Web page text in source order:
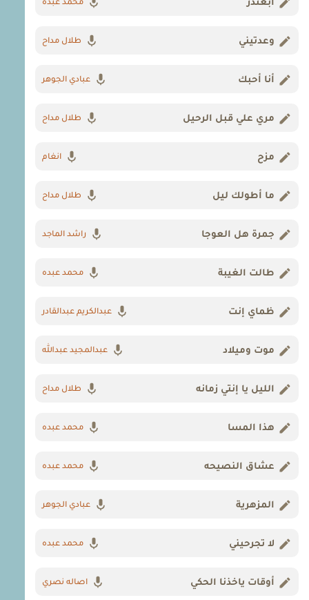
أبعتذر محمد عبده
وعدتيني طلال مداح
أنا أحبك عبادي الجوهر
مري علي قبل الرحيل طلال مداح
مزح انغام
ما أطولك ليل طلال مداح
جمرة هل العوجا راشد الماجد
طالت الغيبة محمد عبده
ظماي إنت عبدالكريم عبدالقادر
موت وميلاد عبدالمجيد عبدالله
الليل يا إنتي زمانه طلال مداح
هذا المسا محمد عبده
عشاق النصيحه محمد عبده
المزهرية عبادي الجوهر
لا تجرحيني محمد عبده
أوقات ياخذنا الحكي اصاله نصري